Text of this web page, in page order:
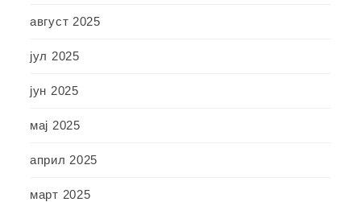
август 2025
јул 2025
јун 2025
мај 2025
април 2025
март 2025